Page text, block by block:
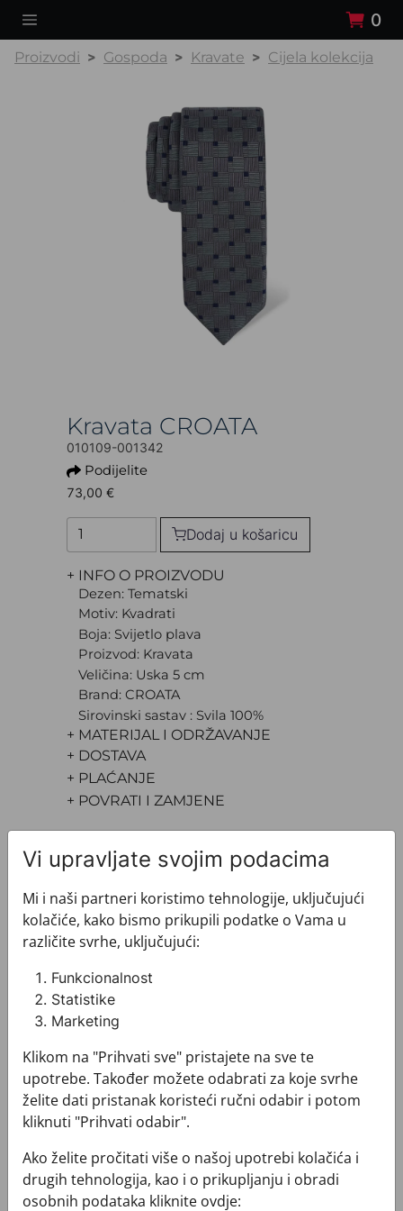
0
Proizvodi Gospoda Kravate Cijela kolekcija
Kravata CROATA
010109-001342
Podijelite
73,00 €
Dodaj u košaricu
+ INFO O PROIZVODU
Dezen: Tematski
Motiv: Kvadrati
Boja: Svijetlo plava
Proizvod: Kravata
Veličina: Uska 5 cm
Brand: CROATA
Sirovinski sastav : Svila 100%
+ MATERIJAL I ODRŽAVANJE
+ DOSTAVA
+ PLAĆANJE
+ POVRATI I ZAMJENE
Pogledajte i ovo
Vi upravljate svojim podacima
Mi i naši partneri koristimo tehnologije, uključujući
kolačiće, kako bismo prikupili podatke o Vama u
različite svrhe, uključujući:
Funkcionalnost
Statistike
Marketing
Klikom na "Prihvati sve" pristajete na sve te
upotrebe. Također možete odabrati za koje svrhe
želite dati pristanak koristeći ručni odabir i potom
kliknuti "Prihvati odabir".
Ako želite pročitati više o našoj upotrebi kolačića i
drugih tehnologija, kao i o prikupljanju i obradi
osobnih podataka kliknite ovdje: